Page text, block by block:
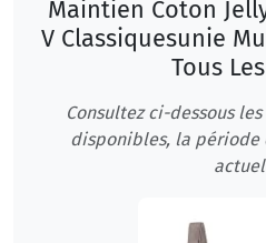
Maintien Coton
V Classiquesunie
Tous
Consultez ci-dessous
disponibles, la période